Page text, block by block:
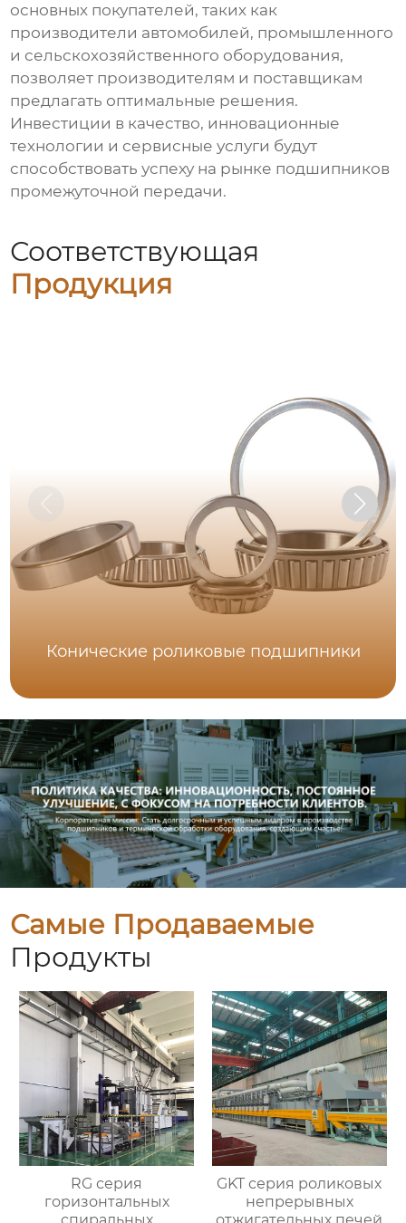
основных покупателей, таких как
производители автомобилей, промышленного
и сельскохозяйственного оборудования,
позволяет производителям и поставщикам
предлагать оптимальные решения.
Инвестиции в качество, инновационные
технологии и сервисные услуги будут
способствовать успеху на рынке подшипников
промежуточной передачи.
Соответствующая
Продукция
Конические роликовые подшипники
Самые Продаваемые
Продукты
RG серия
горизонтальных
спиральных
GKT серия роликовых
непрерывных
отжигательных печей